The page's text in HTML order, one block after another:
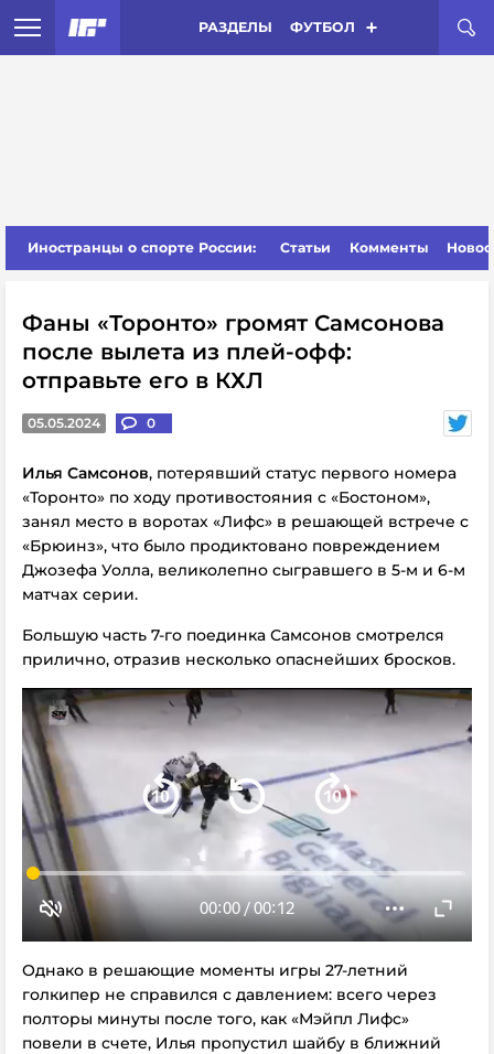
РАЗДЕЛЫ ФУТБОЛ
Иностранцы о спорте России: Статьи Комменты
Фаны «Торонто» громят Самсонова
после вылета из плей-офф:
отправьте его в КХЛ
05.05.2024 0
Илья Самсонов, потерявший статус первого номера
«Торонто» по ходу противостояния с «Бостоном»,
занял место в воротах «Лифс» в решающей встрече с
«Брюинз», что было продиктовано повреждением
Джозефа Уолла, великолепно сыгравшего в 5-м и 6-м
матчах серии.
Большую часть 7-го поединка Самсонов смотрелся
прилично, отразив несколько опаснейших бросков.
Однако в решающие моменты игры 27-летний
голкипер не справился с давлением: всего через
полторы минуты после того, как «Мэйпл Лифс»
повели в счете, Илья пропустил шайбу в ближний